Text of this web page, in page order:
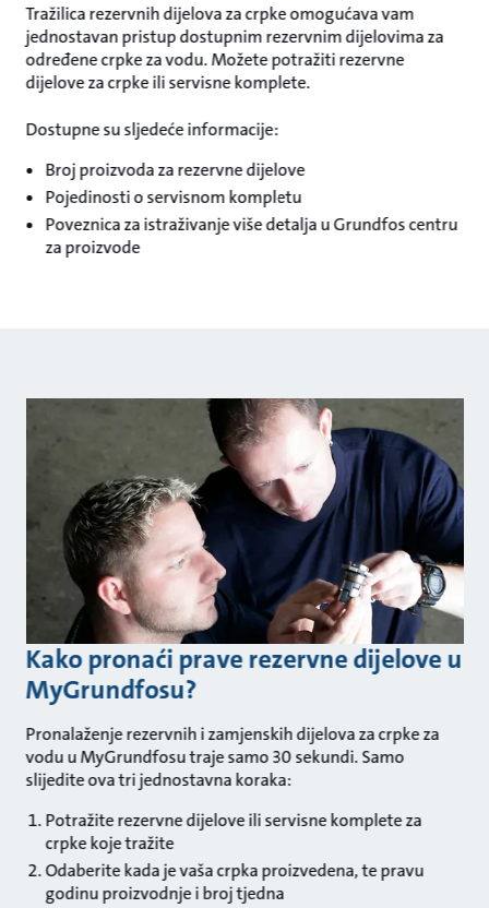
Tražilica rezervnih dijelova za crpke omogućava vam
jednostavan pristup dostupnim rezervnim dijelovima za
određene crpke za vodu. Možete potražiti rezervne
dijelove za crpke ili servisne komplete.
Dostupne su sljedeće informacije:
Broj proizvoda za rezervne dijelove
Pojedinosti o servisnom kompletu
Poveznica za istraživanje više detalja u Grundfos centru
za proizvode
Kako pronaći prave rezervne dijelove u
MyGrundfosu?
Pronalaženje rezervnih i zamjenskih dijelova za crpke za
vodu u MyGrundfosu traje samo 30 sekundi. Samo
slijedite ova tri jednostavna koraka:
Potražite rezervne dijelove ili servisne komplete za
crpke koje tražite
Odaberite kada je vaša crpka proizvedena, te pravu
godinu proizvodnje i broj tjedna